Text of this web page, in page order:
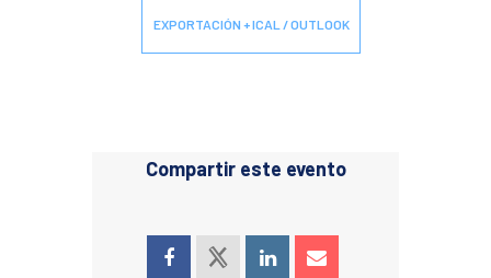
EXPORTACIÓN + ICAL / OUTLOOK
Compartir este evento